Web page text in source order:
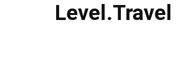
Level.Travel